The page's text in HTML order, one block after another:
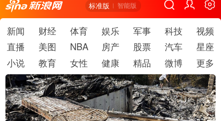
标准版 智能版
新闻 财经 体育 娱乐 军事 科技
视频
直播
美图 NBA 房产 股票 汽车
星座
小说
教育 女性 健康 精品 微博 更多